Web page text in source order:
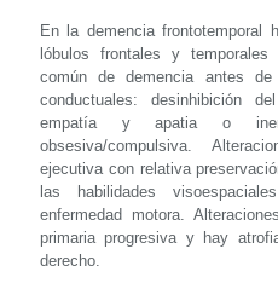
En la demencia frontotemporal
lóbulos frontales y
común de demencia antes
conductuales: desinhibición
empatía y apatia o
obsesiva/compulsiva.
ejecutiva con relativa
las habilidades
enfermedad motora.
primaria progresiva y hay
derecho.